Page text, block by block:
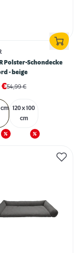
Polster-Schondecke
- beige
€54,99€
120 x 100
cm